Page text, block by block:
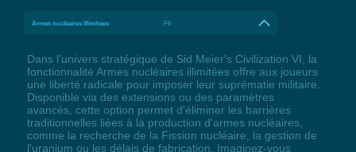
Armes nucléaires illimitées F6
Dans l'univers stratégique de Sid Meier's Civilization VI, la
fonctionnalité Armes nucléaires illimitées offre aux joueurs
une liberté radicale pour imposer leur suprématie militaire.
Disponible via des extensions ou des paramètres
avancés, cette option permet d'éliminer les barrières
traditionnelles liées à la production d'armes nucléaires,
comme la recherche de la Fission nucléaire, la gestion de
l'uranium ou les délais de fabrication. Imaginez-vous